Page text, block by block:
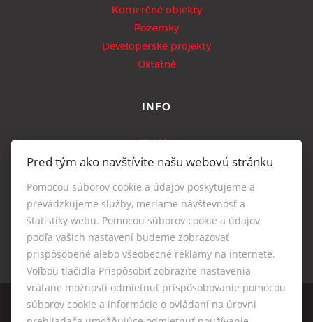
Komerčné objekty
Pozemky
Developerské projekty
Ostatné
INFO
Makléri
Napíšte nám
Nastavenie cookies
Pred tým ako navštívite našu webovú stránku
Pomocou súborov cookie a údajov poskytujeme a
prevádzkujeme služby, meriame návštevnosť a
štatistiky webu. Pomocou súborov cookie a údajov
podľa vašich nastavení budeme zobrazovať
prispôsobené alebo všeobecné reklamy na internete.
Voľbou tlačidla Prispôsobiť zobrazíte nastavenia
vrátane možnosti odmietnuť prispôsobovanie pomocou
súborov cookie a informácie o ovládaní na úrovni